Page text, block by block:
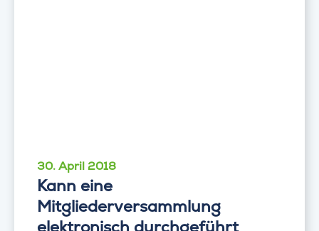
30. April 2018
Kann eine
Mitgliederversammlung